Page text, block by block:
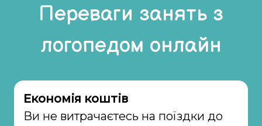
Переваги занять з
логопедом онлайн
Економія коштів
Ви не витрачаєтесь на поїздки до